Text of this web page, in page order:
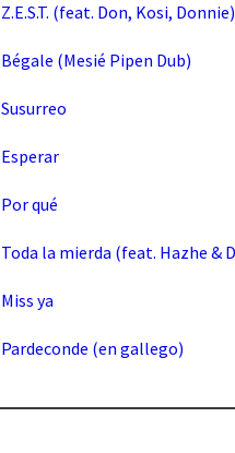
Z.E.S.T. (feat. Don, Kosi, Donnie)
Bégale (Mesié Pipen Dub)
Susurreo
Esperar
Por qué
Toda la mierda (feat. Hazhe &
Miss ya
Pardeconde (en gallego)